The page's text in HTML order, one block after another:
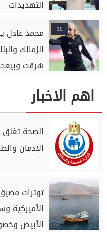
التهديدات
10
محمد عادل
الزمالك
سُرقت
اهم الاخبار
الإدمان
توترات
الأميركية
الأبيض